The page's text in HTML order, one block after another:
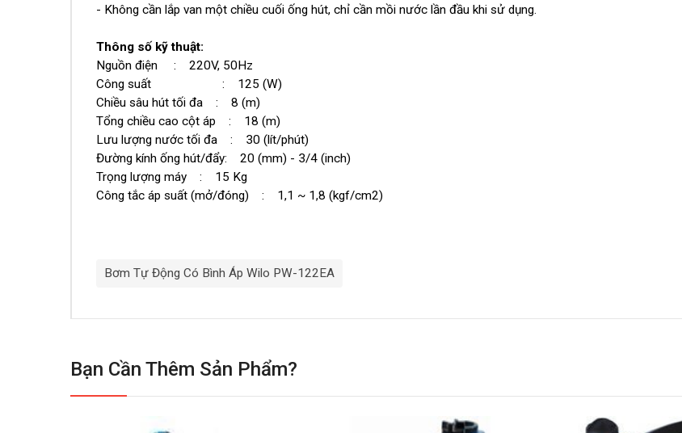
- Không cần lắp van một chiều cuối ống hút, chỉ cần mồi nước lần đầu khi sử dụng.
Thông số kỹ thuật:
Nguồn điện : 220V, 50Hz
Công suất : 125 (W)
Chiều sâu hút tối đa : 8 (m)
Tổng chiều cao cột áp : 18 (m)
Lưu lượng nước tối đa : 30 (lít/phút)
Đường kính ống hút/đẩy: 20 (mm) - 3/4 (inch)
Trọng lượng máy : 15 Kg
Công tắc áp suất (mở/đóng) : 1,1 ~ 1,8 (kgf/cm2)
Bơm Tự Động Có Bình Áp Wilo PW-122EA
Bạn Cần Thêm Sản Phẩm?